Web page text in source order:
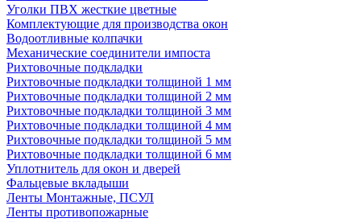
Уголки ПВХ жесткие цветные
Комплектующие для производства окон
Водоотливные колпачки
Механические соединители импоста
Рихтовочные подкладки
Рихтовочные подкладки толщиной 1 мм
Рихтовочные подкладки толщиной 2 мм
Рихтовочные подкладки толщиной 3 мм
Рихтовочные подкладки толщиной 4 мм
Рихтовочные подкладки толщиной 5 мм
Рихтовочные подкладки толщиной 6 мм
Уплотнитель для окон и дверей
Фальцевые вкладыши
Ленты Монтажные, ПСУЛ
Ленты противопожарные